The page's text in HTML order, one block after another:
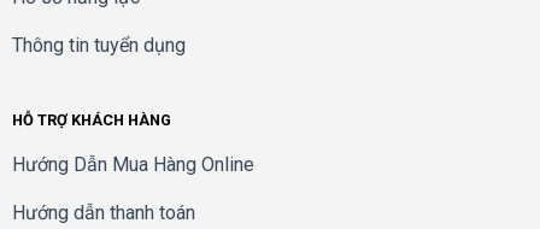
Thông tin tuyển dụng
HỖ TRỢ KHÁCH HÀNG
Hướng Dẫn Mua Hàng Online
Hướng dẫn thanh toán